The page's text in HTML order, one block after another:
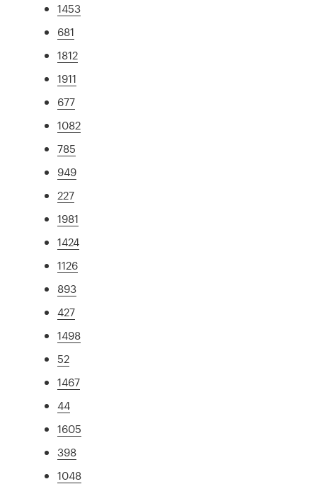
1453
681
1812
1911
677
1082
785
949
227
1981
1424
1126
893
427
1498
52
1467
44
1605
398
1048